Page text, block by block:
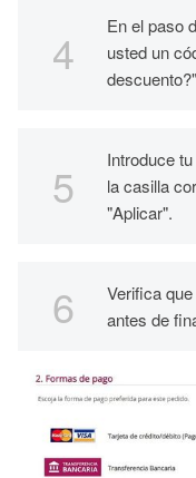
En el paso
usted un
Introduce
la casilla
"Aplicar".
Verifica
antes de